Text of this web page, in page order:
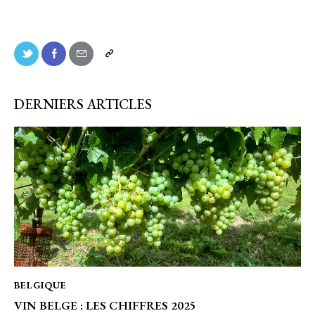
DERNIERS ARTICLES
BELGIQUE
VIN BELGE : LES CHIFFRES 2025